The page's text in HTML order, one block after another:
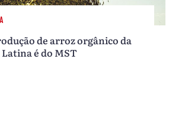
de arroz orgânico da
é do MST